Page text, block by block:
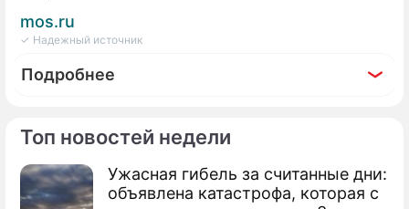
Топ новостей недели
Ужасная гибель за считанные дни:
объявлена катастрофа, которая с
mos.ru
✓ Надежный источник
Подробнее
По теме